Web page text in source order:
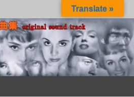
Translate »